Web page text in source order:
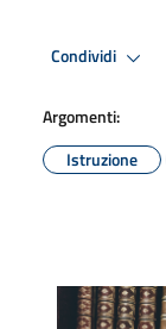
Condividi
Argomenti:
Istruzione